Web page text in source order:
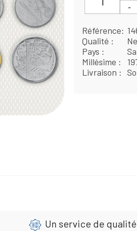
Référence
Qualité
Pays
Millésime
Livraison
Un service de